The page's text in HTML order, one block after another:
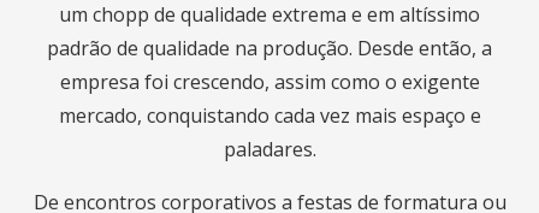
um chopp de qualidade extrema e em altíssimo
padrão de qualidade na produção. Desde então, a
empresa foi crescendo, assim como o exigente
mercado, conquistando cada vez mais espaço e
paladares.
De encontros corporativos a festas de formatura ou